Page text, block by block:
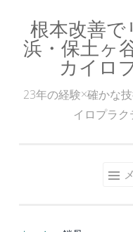
ン
根本改善で
浜・保土ヶ
カイロ
23年の経験×確かな
イロプラ